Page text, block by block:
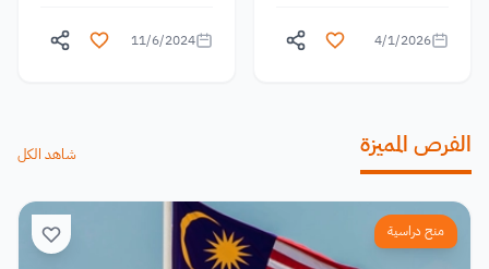
4/1/2026
11/6/2024
الفرص المميزة شاهد الكل
منح دراسية